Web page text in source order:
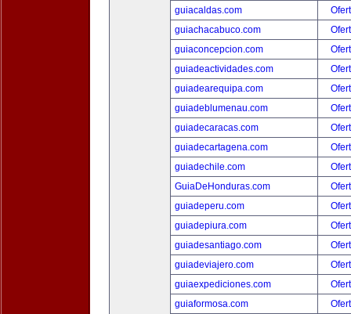
guiacaldas.com
guiachacabuco.com
guiaconcepcion.com
guiadeactividades.com
guiadearequipa.com
guiadeblumenau.com
guiadecaracas.com
guiadecartagena.com
guiadechile.com
GuiaDeHonduras.com
guiadeperu.com
guiadepiura.com
guiadesantiago.com
guiadeviajero.com
guiaexpediciones.com
guiaformosa.com